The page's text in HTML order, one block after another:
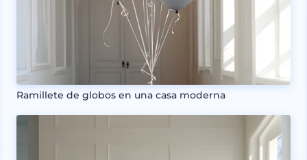
Ramillete de globos en una casa moderna